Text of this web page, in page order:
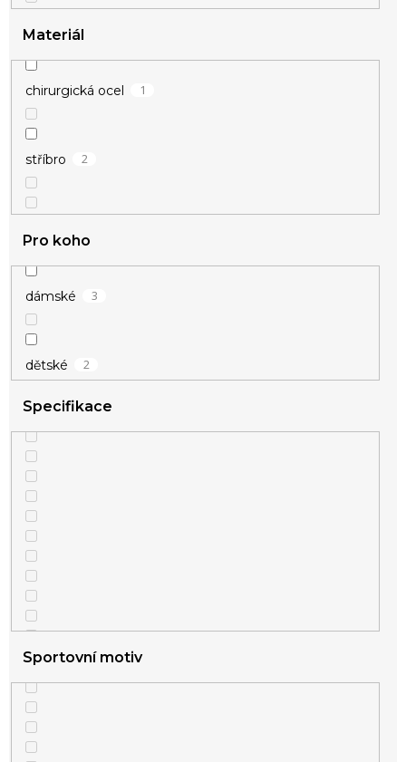
Materiál
chirurgická ocel 1
stříbro 2
Pro koho
dámské 3
dětské 2
Specifikace
Sportovní motiv